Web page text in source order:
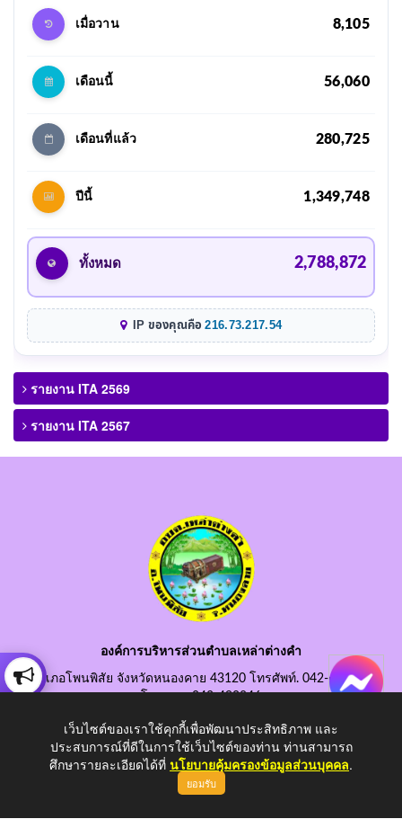
เมื่อวาน 8,105
เดือนนี้ 56,060
เดือนที่แล้ว 280,725
ปีนี้ 1,349,748
ทั้งหมด 2,788,872
IP ของคุณคือ216.73.217.54
รายงาน ITA 2569
รายงาน ITA 2567
องค์การบริหารส่วนตำบลเหล่าต่างคำ
อำเภอโพนพิสัย จังหวัดหนองคาย 43120 โทรศัพท์. 042-490845
โทรสาร. 042-490846
อีเมลกลาง. saraban@laotangkham.go.th
เว็บไซต์ของเราใช้คุกกี้เพื่อพัฒนาประสิทธิภาพ และ
ประสบการณ์ที่ดีในการใช้เว็บไซต์ของท่าน ท่านสามารถ
ศึกษารายละเอียดได้ที่ นโยบายคุ้มครองข้อมูลส่วนบุคคล.
ยอมรับ